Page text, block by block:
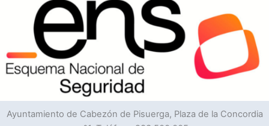
Ayuntamiento de Cabezón de Pisuerga, Plaza de la Concordia